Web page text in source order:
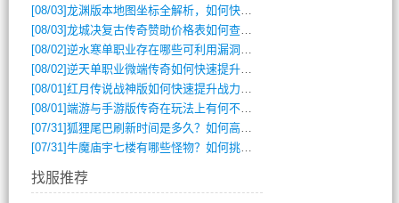
[08/03]龙渊版本地图坐标全解析，如何快速定位BOSS位置？
[08/03]龙城决复古传奇赞助价格表如何查询？
[08/02]逆水寒单职业存在哪些可利用漏洞？如何快速提升战力？
[08/02]逆天单职业微端传奇如何快速提升战力？新手必看攻略
[08/01]红月传说战神版如何快速提升战力？新手攻略全解析？
[08/01]端游与手游版传奇在玩法上有何不同？
[07/31]狐狸尾巴刷新时间是多久？如何高效获取传奇手游中的狐狸尾巴？
[07/31]牛魔庙宇七楼有哪些怪物？如何挑战它们？
找服推荐